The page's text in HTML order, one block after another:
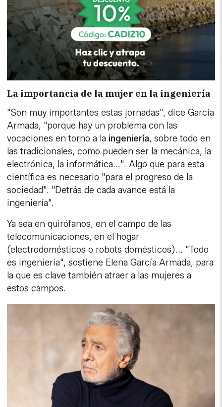
La importancia de la mujer en la ingeniería
"Son muy importantes estas jornadas", dice García
Armada, "porque hay un problema con las
vocaciones en torno a la ingeniería, sobre todo en
las tradicionales, como pueden ser la mecánica, la
electrónica, la informática...". Algo que para esta
científica es necesario "para el progreso de la
sociedad". "Detrás de cada avance está la
ingeniería".
Ya sea en quirófanos, en el campo de las
telecomunicaciones, en el hogar
(electrodomésticos o robots domésticos)... "Todo
es ingeniería", sostiene Elena García Armada, para
la que es clave también atraer a las mujeres a
estos campos.